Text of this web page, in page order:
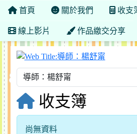
首頁 關於我們 收支
線上影片 作品繳交分享
導師：楊
收支簿
尚無資料